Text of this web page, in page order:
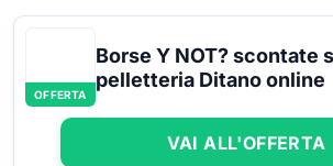
OFFERTA
Borse Y NOT? scontate
pelletteria Ditano online
VAI ALL'OFFERTA